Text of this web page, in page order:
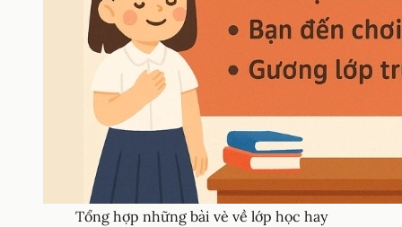
Tổng hợp những bài vè về lớp học hay